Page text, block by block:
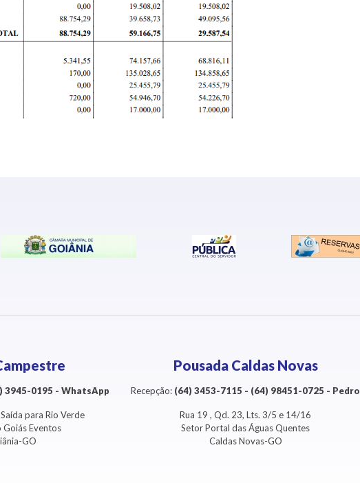
3945-0195 - WhatsApp
para Rio Verde
Goiás Eventos
GO
Pousada Caldas Novas
Recepção: (64) 3453-7115 - (64) 98451-0725 - Pedro
Rua 19 , Qd. 23, Lts. 3/5 e 14/16
Setor Portal das Águas Quentes
Caldas Novas-GO